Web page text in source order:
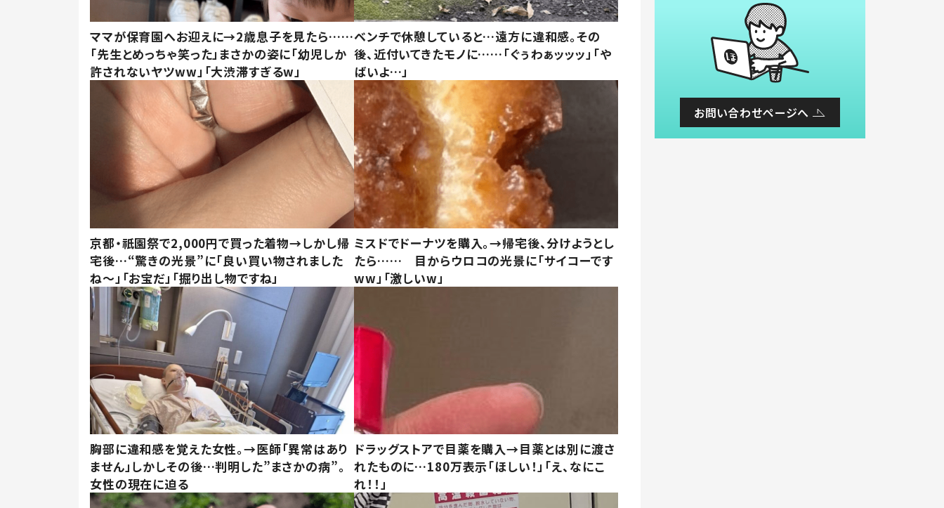
ママが保育園へお迎えに→2歳息子を見たら……
「先生とめっちゃ笑った」まさかの姿に「幼児しか
許されないヤツww」「大渋滞すぎるw」
ベンチで休憩していると…遠方に違和感。その
後、近付いてきたモノに……「ぐぅわぁッッッ」「や
ばいよ…」
京都・祇園祭で2,000円で買った着物→しかし帰
宅後…“驚きの光景”に「良い買い物されました
ね～」「お宝だ」「掘り出し物ですね」
ミスドでドーナツを購入。→帰宅後、分けようとし
たら…… 目からウロコの光景に「サイコーです
ww」「激しいw」
胸部に違和感を覚えた女性。→医師「異常はあり
ません」しかしその後…判明した”まさかの病”。
女性の現在に迫る
ドラッグストアで目薬を購入→目薬とは別に渡さ
れたものに…180万表示「ほしい！」「え、なにこ
れ！！」
お問い合わせページへ